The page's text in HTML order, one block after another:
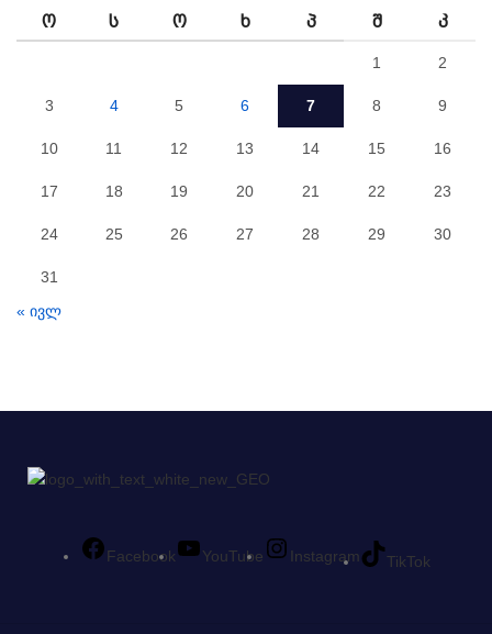
Ო Ს Ო Ხ Პ Შ Კ
1 2
3 4 5 6 7 8 9
10 11 12 13 14 15 16
17 18 19 20 21 22 23
24 25 26 27 28 29 30
31
« ივლ
Facebook YouTube Instagram TikTok